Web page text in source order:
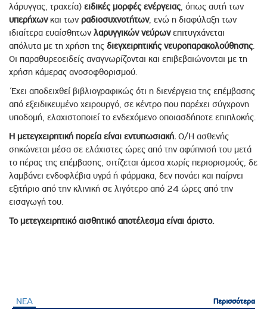
λάρυγγας, τραχεία) ειδικές μορφές ενέργειας, όπως αυτή των
υπερήχωνκαι των ραδιοσυχνοτήτων, ενώ η διαφύλαξη των
ιδιαίτερα ευαίσθητων λαρυγγικών νεύρωνεπιτυγχάνεται
απόλυτα με τη χρήση της διεγχειρητικής νευροπαρακολούθησης.
Οι παραθυρεοειδείς αναγνωρίζονται και επιβεβαιώνονται με τη
χρήση κάμερας ανοσοφθορισμού.
Έχει αποδειχθεί βιβλιογραφικώς ότι η διενέργεια της επέμβασης
από εξειδικευμένο χειρουργό, σε κέντρο που παρέχει σύγχρονη
υποδομή, ελαχιστοποιεί το ενδεχόμενο οποιασδήποτε επιπλοκής.
Η μετεγχειρητική πορεία είναι εντυπωσιακή.Ο/Η ασθενής
σηκώνεται μέσα σε ελάχιστες ώρες από την αφύπνισή του μετά
το πέρας της επέμβασης, σιτίζεται άμεσα χωρίς περιορισμούς, δε
λαμβάνει ενδοφλέβια υγρά ή φάρμακα, δεν πονάει και παίρνει
εξιτήριο από την κλινική σε λιγότερο από 24 ώρες από την
εισαγωγή του.
Το μετεγχειρητικό αισθητικό αποτέλεσμα είναι άριστο.
ΝΕΑ Περισσότερα
Περισσότερα